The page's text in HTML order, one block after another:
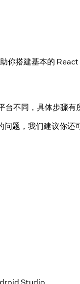
你搭建基本的
台不同，具体步骤
问题，我们建议你还